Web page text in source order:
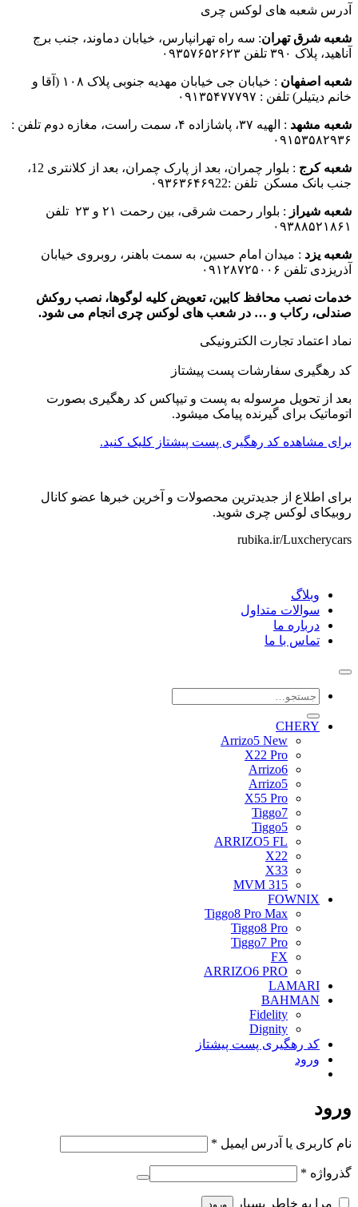
آدرس شعبه های لوکس چری
شعبه شرق تهران: سه راه تهرانپارس، خیابان دماوند، جنب برج
آناهید، پلاک ۳۹۰ تلفن ۰۹۳۵۷۶۵۲۶۲۳
شعبه اصفهان
: خیابان جی خیابان مهدیه جنوبی پلاک ۱۰۸ (آقا و
خانم دیتیلر) تلفن : ۰۹۱۳۵۴۷۷۷۹۷
شعبه مشهد
: الهیه ۳۷، پاشازاده ۴، سمت راست، مغازه دوم تلفن :
۰۹۱۵۳۵۸۲۹۳۶
شعبه کرج
: بلوار چمران، بعد از پارک چمران، بعد از کلانتری 12،
جنب بانک مسکن تلفن :۰۹۳۶۳۶۴۶۹22
شعبه شیراز
: بلوار رحمت شرقی، بین رحمت ۲۱ و ۲۳ تلفن
۰۹۳۸۸۵۲۱۸۶۱
شعبه یزد : میدان امام حسین، به سمت باهنر، روبروی خیابان
آذریزدی تلفن ۰۹۱۲۸۷۲۵۰۰۶
خدمات نصب محافظ کابین، تعویض کلیه لوگوها، نصب روکش
صندلی، رکاب و … در شعب های لوکس چری انجام می شود.
نماد اعتماد تجارت الكترونیكی
کد رهگیری سفارشات پست پیشتاز
بعد از تحویل مرسوله به پست و تیپاکس کد رهگیری بصورت
اتوماتیک برای گیرنده پیامک میشود.
برای مشاهده کد رهگیری پست پیشتاز کلیک کنید.
برای اطلاع از جدیدترین محصولات و آخرین خبرها عضو کانال
روبیکای لوکس چری شوید.
rubika.ir/Luxcherycars
وبلاگ
سوالات متداول
درباره ما
تماس با ما
جستجو
CHERY
Arrizo5 New
X22 Pro
Arrizo6
Arrizo5
X55 Pro
Tiggo7
Tiggo5
ARRIZO5 FL
X22
X33
MVM 315
FOWNIX
Tiggo8 Pro Max
Tiggo8 Pro
Tiggo7 Pro
FX
ARRIZO6 PRO
LAMARI
BAHMAN
Fidelity
Dignity
کد رهگیری پست پیشتاز
ورود
ورود
نام کاربری یا آدرس ایمیل *
گذرواژه *
مرا به خاطر بسپار ورود